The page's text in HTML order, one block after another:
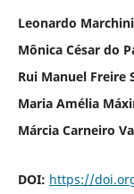
Leonardo Marchini
Mônica César do
Rui Manuel Freire
Maria Amélia
Márcia Carneiro
DOI: https://